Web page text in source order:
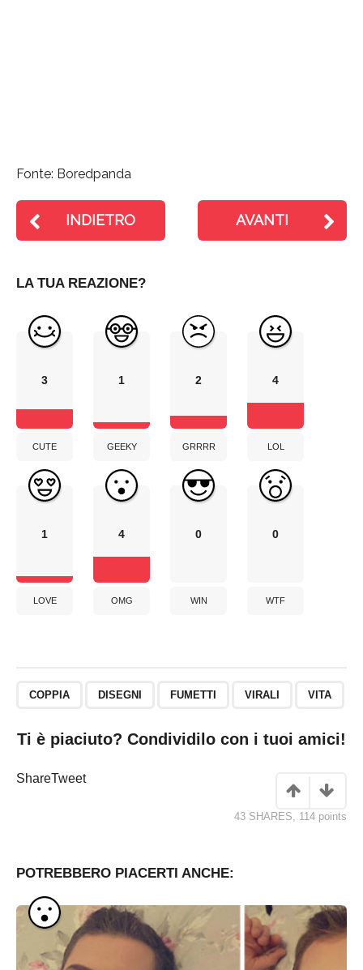
Fonte: Boredpanda
INDIETRO AVANTI
LA TUA REAZIONE?
3
CUTE
1
GEEKY
2
GRRRR
4
LOL
1
LOVE
4
OMG
0
WIN
0
WTF
COPPIA DISEGNI FUMETTI VIRALI VITA
Ti è piaciuto? Condividilo con i tuoi amici!
ShareTweet
43 SHARES, 114 points
POTREBBERO PIACERTI ANCHE: